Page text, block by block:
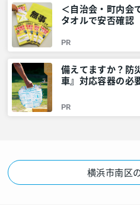
＜自治会・町内会
タオルで安否確認
アリア
PR
備えてますか？防
車』対応容器の必
多摩のご近所情報
PR
横浜市南区